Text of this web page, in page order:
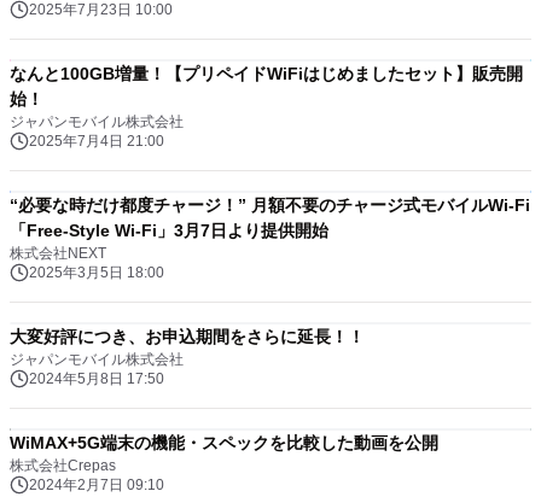
2025年7月23日 10:00
なんと100GB増量！【プリペイドWiFiはじめましたセット】販売開
始！
ジャパンモバイル株式会社
2025年7月4日 21:00
“必要な時だけ都度チャージ！” 月額不要のチャージ式モバイルWi-Fi
「Free-Style Wi-Fi」3月7日より提供開始
株式会社NEXT
2025年3月5日 18:00
大変好評につき、お申込期間をさらに延長！！
ジャパンモバイル株式会社
2024年5月8日 17:50
WiMAX+5G端末の機能・スペックを比較した動画を公開
株式会社Crepas
2024年2月7日 09:10